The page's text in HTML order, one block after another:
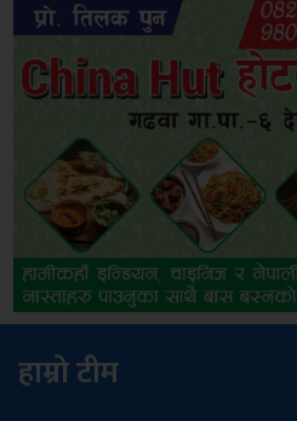
हाम्रो टीम